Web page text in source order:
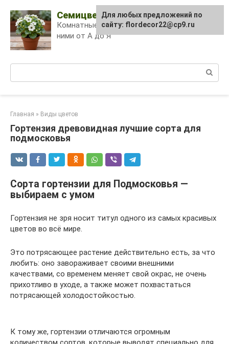
content
Семицветик
Комнатные растения и уход за
ними от А до Я
Главная » Виды цветов
Гортензия древовидная лучшие сорта для
подмосковья
Сорта гортензии для Подмосковья —
выбираем с умом
Гортензия не зря носит титул одного из самых красивых
цветов во всё мире.
Это потрясающее растение действительно есть, за что
любить: оно завораживает своими внешними
качествами, со временем меняет свой окрас, не очень
прихотливо в уходе, а также может похвастаться
потрясающей холодостойкостью.
К тому же, гортензии отличаются огромным
Для любых предложений по
сайту: flordecor22@cp9.ru